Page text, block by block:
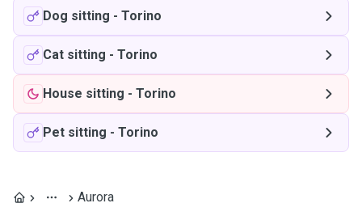
Dog sitting - Torino
Cat sitting - Torino
House sitting - Torino
Pet sitting - Torino
Aurora